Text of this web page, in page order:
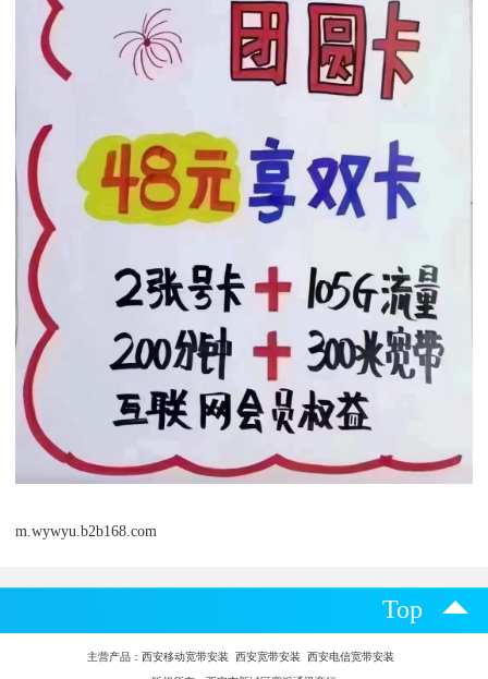
m.wywyu.b2b168.com
Top
主营产品： 西安移动宽带安装 西安宽带安装 西安电信宽带安装